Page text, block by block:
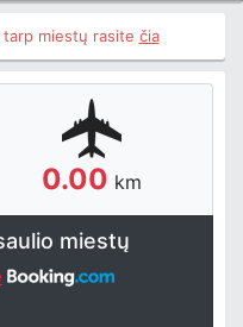
miestų rasite čia
0.00 km
miestų